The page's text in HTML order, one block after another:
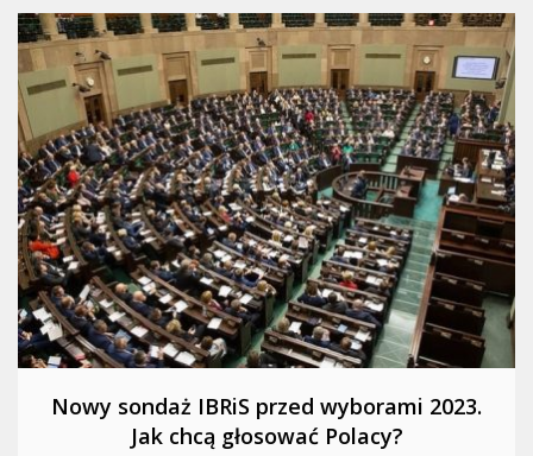
Nowy sondaż IBRiS przed wyborami 2023.
Jak chcą głosować Polacy?